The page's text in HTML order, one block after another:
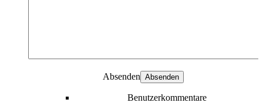
Absenden
Benutzerkommentare